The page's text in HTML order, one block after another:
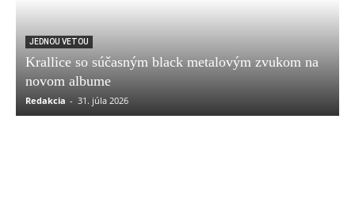
JEDNOU VETOU
Krallice so súčasným black metalovým zvukom na
novom albume
Redakcia - 31. júla 2026